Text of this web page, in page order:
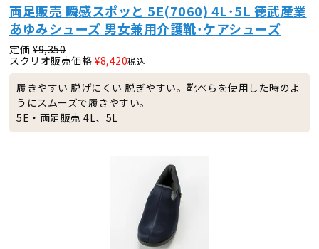
両足販売 瞬感スポッと 5E(7060) 4L･5L 徳武産業
あゆみシューズ 男女兼用介護靴･ケアシューズ
定価 ¥9,350
スクリオ販売価格 ¥8,420税込
履きやすい 脱げにくい 脱ぎやすい。靴べらを使用した時のよ
うにスムーズで履きやすい。
5E・両足販売 4L、5L